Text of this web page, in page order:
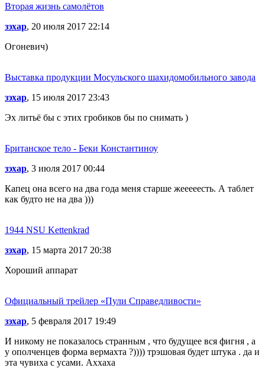
Вторая жизнь самолётов
зэхар, 20 июля 2017 22:14
Огоневич)
Выставка продукции Мосульского шахидомобильного завода
зэхар, 15 июля 2017 23:43
Эх литьё бы с этих гробиков бы по снимать )
Британское тело - Беки Константиноу
зэхар, 3 июля 2017 00:44
Капец она всего на два года меня старше жееееесть. А таблет
как будто не на два )))
1944 NSU Kettenkrad
зэхар, 15 марта 2017 20:38
Хороший аппарат
Официальный трейлер «Пули Справедливости»
зэхар, 5 февраля 2017 19:49
И никому не показалось странным , что будущее вся фигня , а
у ополченцев форма вермахта ?)))) трэшовая будет штука . да и
эта чувиха с усами. Аххаха